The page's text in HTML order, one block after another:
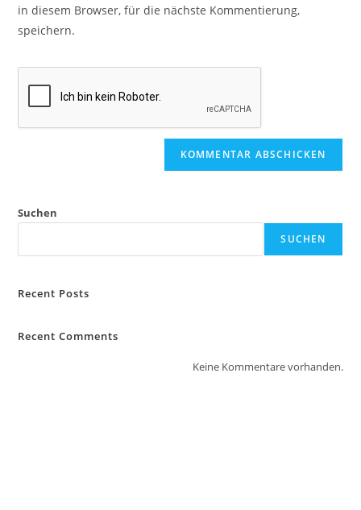
in diesem Browser, für die nächste Kommentierung,
speichern.
Suchen
SUCHEN
Recent Posts
Recent Comments
Keine Kommentare vorhanden.